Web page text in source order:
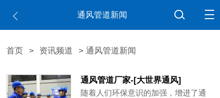
通风管道新闻
首页 > 资讯频道 > 通风管道新闻
通风管道厂家-[大世界通风]
随着人们环保意识的加强，增进了通